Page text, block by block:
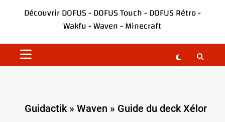
DécouvrirDOFUS-DOFUS Touch-DOFUS Rétro-
Wakfu-Waven-Minecraft
Guidactik»Waven » Guide du deck Xélor